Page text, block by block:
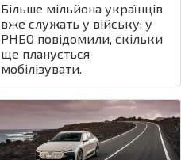
Більше мільйона українців
вже служать у війську: у
РНБО повідомили, скільки
ще планується
мобілізувати.